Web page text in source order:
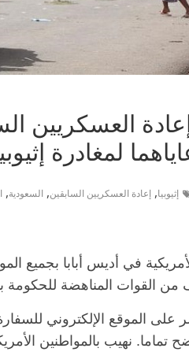
العسكريين
لمغادرة
إثيوبيا, إعادة العسكريين السابقين, السعودية,
في أديس أبابا بجميع
من القوات المناهضة
الموقع الإلكتروني
تماما. نهيب بالمواطنين